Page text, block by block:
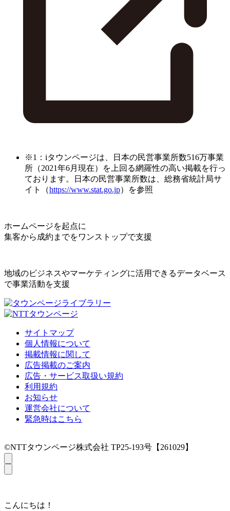
※1：iタウンページは、日本の民営事業所数516万事業
所（2021年6月現在）を上回る網羅性の高い掲載を行っ
ております。日本の民営事業所数は、総務省統計局サ
イト（https://www.stat.go.jp）を参照
ホームページを起点に
集客から成約までをワンストップで支援
地域のビジネスやマーケティングに活用できるデータベース
で事業活動を支援
サイトマップ
個人情報について
掲載情報に関して
広告掲載のご案内
広告・サービス取扱い規約
利用規約
お知らせ
運営会社について
緊急時はこちら
©NTTタウンページ株式会社 TP25-193号【261029】
こんにちは！